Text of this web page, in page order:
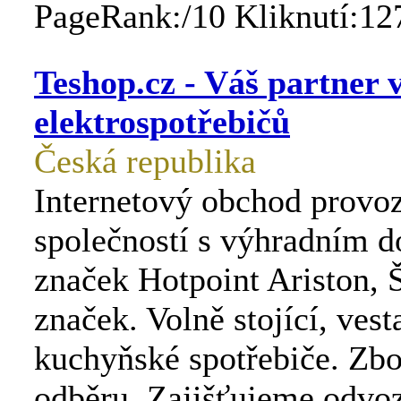
PageRank:/10
Teshop.cz - Váš partner
elektrospotřebičů
Česká republika
Internetový obchod
společností s výhradním
značek Hotpoint Ariston,
značek. Volně stojící,
kuchyňské spotřebiče.